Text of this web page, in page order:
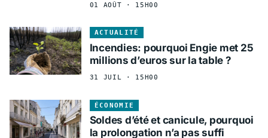
01 AOÛT · 15H00
ACTUALITÉ
Incendies: pourquoi Engie met 25
millions d’euros sur la table ?
31 JUIL · 15H00
ÉCONOMIE
Soldes d’été et canicule, pourquoi
la prolongation n’a pas suffi